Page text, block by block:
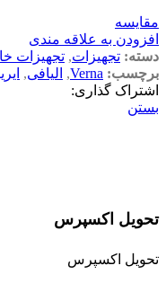
مقایسه
افزودن به علاقه مندی
دسته: تجهیزات, تجهیزات
برچسب: Verna
, الیافی,
اشتراک گذاری:
بستن
تحویل اکسپرس
تحویل اکسپرس